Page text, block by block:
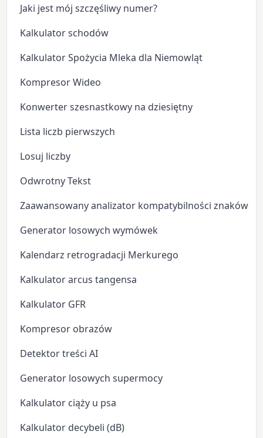
Jaki jest mój szczęśliwy numer?
Kalkulator schodów
Kalkulator Spożycia Mleka dla Niemowląt
Kompresor Wideo
Konwerter szesnastkowy na dziesiętny
Lista liczb pierwszych
Losuj liczby
Odwrotny Tekst
Zaawansowany analizator kompatybilności znaków
Generator losowych wymówek
Kalendarz retrogradacji Merkurego
Kalkulator arcus tangensa
Kalkulator GFR
Kompresor obrazów
Detektor treści AI
Generator losowych supermocy
Kalkulator ciąży u psa
Kalkulator decybeli (dB)